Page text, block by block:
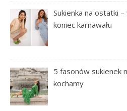
Sukienka na ostatki
koniec karnawału
5 fasonów sukienek
kochamy